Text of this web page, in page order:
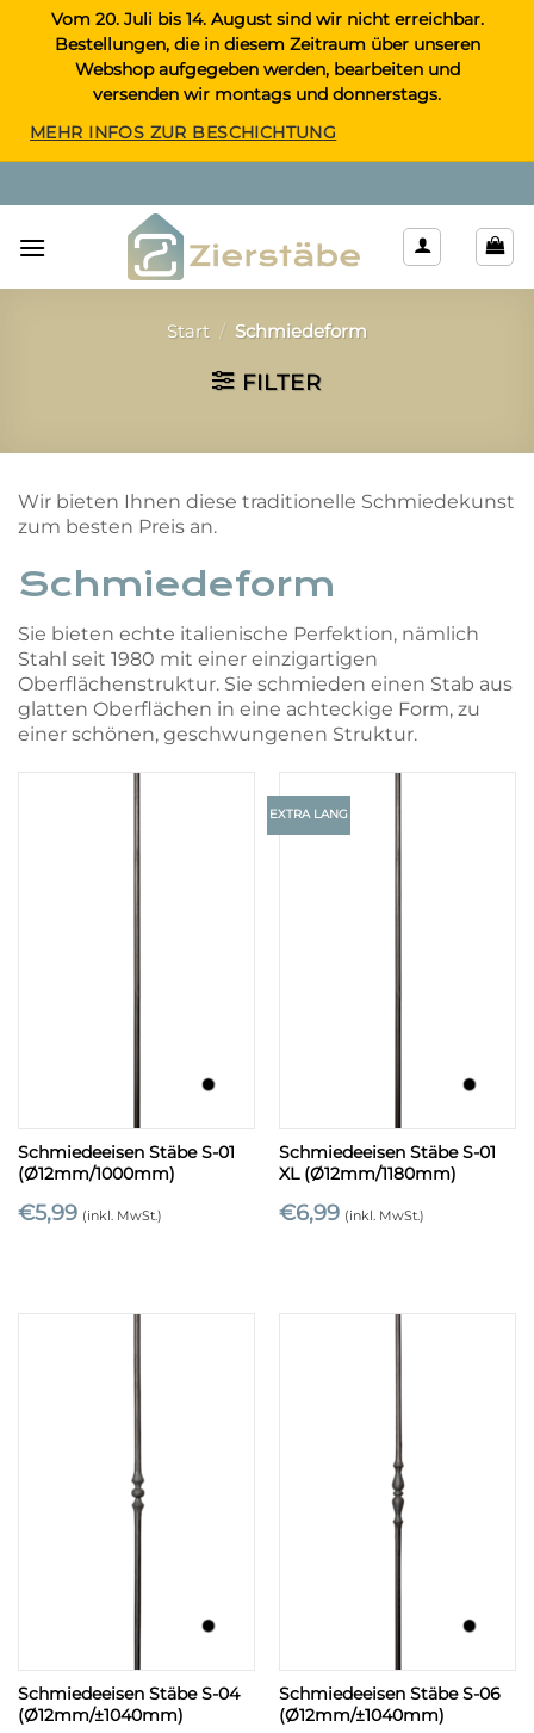
Inhalt
springen
Vom 20. Juli bis 14. August sind wir nicht erreichbar.
Bestellungen, die in diesem Zeitraum über unseren
Webshop aufgegeben werden, bearbeiten und
versenden wir montags und donnerstags.
MEHR INFOS ZUR BESCHICHTUNG
Start / Schmiedeform
FILTER
Wir bieten Ihnen diese traditionelle Schmiedekunst
zum besten Preis an.
Schmiedeform
Sie bieten echte italienische Perfektion, nämlich
Stahl seit 1980 mit einer einzigartigen
Oberflächenstruktur. Sie schmieden einen Stab aus
glatten Oberflächen in eine achteckige Form, zu
einer schönen, geschwungenen Struktur.
Schmiedeeisen Stäbe S-01
(Ø12mm/1000mm)
€5,99 (inkl. MwSt.)
EXTRA LANG
Schmiedeeisen Stäbe S-01
XL (Ø12mm/1180mm)
€6,99 (inkl. MwSt.)
Schmiedeeisen Stäbe S-04
(Ø12mm/±1040mm)
Schmiedeeisen Stäbe S-06
(Ø12mm/±1040mm)